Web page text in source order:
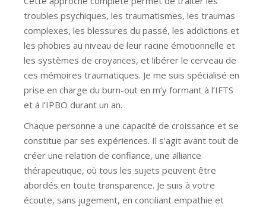
troubles psychiques, les traumatismes, les traumas
complexes, les blessures du passé, les addictions et
les phobies au niveau de leur racine émotionnelle et
les systèmes de croyances, et libérer le cerveau de
ces mémoires traumatiques. Je me suis spécialisé en
prise en charge du burn-out en m’y formant à l’IFTS
et à l’IPBO durant un an.
Chaque personne a une capacité de croissance et se
constitue par ses expériences. Il s’agit avant tout de
créer une relation de confiance, une alliance
thérapeutique, où tous les sujets peuvent être
abordés en toute transparence. Je suis à votre
écoute, sans jugement, en conciliant empathie et